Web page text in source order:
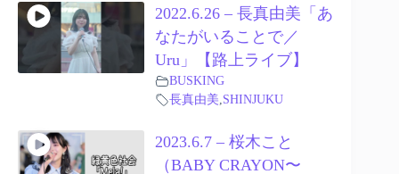
2022.6.26 – 長真由美「あ
なたがいることで／
Uru」【路上ライブ】
BUSKING
長真由美 SHINJUKU
2023.6.7 – 桜木こと
（BABY CRAYON〜